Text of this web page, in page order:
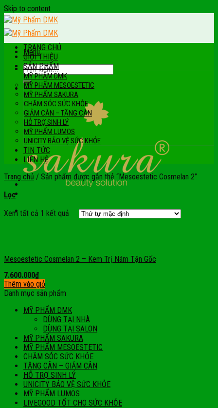
Skip to content
Menu
TRANG CHỦ
GIỚI THIỆU
SẢN PHẨM
MỸ PHẨM DMK
MỸ PHẨM MESOESTETIC
MỸ PHẨM SAKURA
CHĂM SÓC SỨC KHỎE
GIẢM CÂN – TĂNG CÂN
HỖ TRỢ SINH LÝ
MỸ PHẨM LUMOS
UNICITY BẢO VỆ SỨC KHỎE
TIN TỨC
LIÊN HỆ
Trang chủ / Sản phẩm được gắn thẻ “Mesoestetic Cosmelan 2”
Lọc
Xem tất cả 1 kết quả
Mesoestetic Cosmelan 2 – Kem Trị Nám Tận Gốc
7.600.000₫
Thêm vào giỏ
Danh mục sản phẩm
MỸ PHẨM DMK
DÙNG TẠI NHÀ
DÙNG TẠI SALON
MỸ PHẨM SAKURA
MỸ PHẨM MESOESTETIC
CHĂM SÓC SỨC KHỎE
TĂNG CÂN – GIẢM CÂN
HỖ TRỢ SINH LÝ
UNICITY BẢO VỆ SỨC KHỎE
MỸ PHẨM LUMOS
LIVEGOOD TỐT CHO SỨC KHỎE